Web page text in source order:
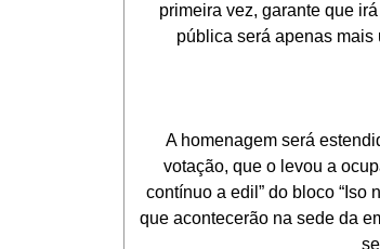
primeira vez, garante que
pública será apenas mais
A homenagem será
votação, que o levou a
contínuo a edil” do bloco “Iso
que acontecerão na sede da